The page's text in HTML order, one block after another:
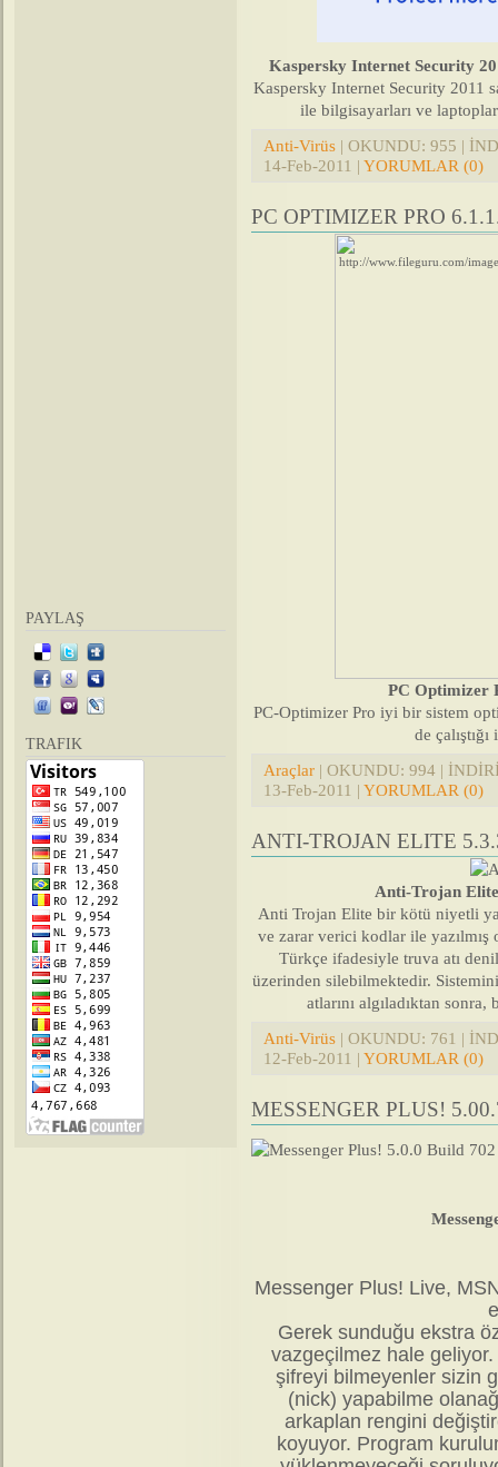
PAYLAŞ
TRAFIK
Kaspersky Internet Security
Kaspersky Internet Security 2011
ile bilgisayarları ve
Anti-Virüs | OKUNDU: 955 |
14-Feb-2011 | YORUMLAR (0)
PC OPTIMIZER PRO
PC Optimizer
PC-Optimizer Pro iyi bir sistem
de
Araçlar | OKUNDU: 994 |
13-Feb-2011 | YORUMLAR (0)
ANTI-TROJAN ELITE
Anti-Trojan
Anti Trojan Elite bir kötü niyetli
ve zarar verici kodlar ile yazılmış
Türkçe ifadesiyle truva atı
üzerinden silebilmektedir.
atlarını algıladıktan
Anti-Virüs | OKUNDU: 761 |
12-Feb-2011 | YORUMLAR (0)
MESSENGER PLUS!
Messenger Plus! Live,
Gerek sunduğu ekstra
vazgeçilmez hale
şifreyi bilmeyenler sizin
(nick) yapabilme
arkaplan rengini
koyuyor. Program